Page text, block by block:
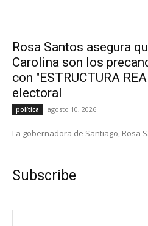
Rosa Santos asegura
Carolina son los
con "ESTRUCTURA
electoral
política agosto 10, 2026
La gobernadora de Santiago, Rosa
Subscribe